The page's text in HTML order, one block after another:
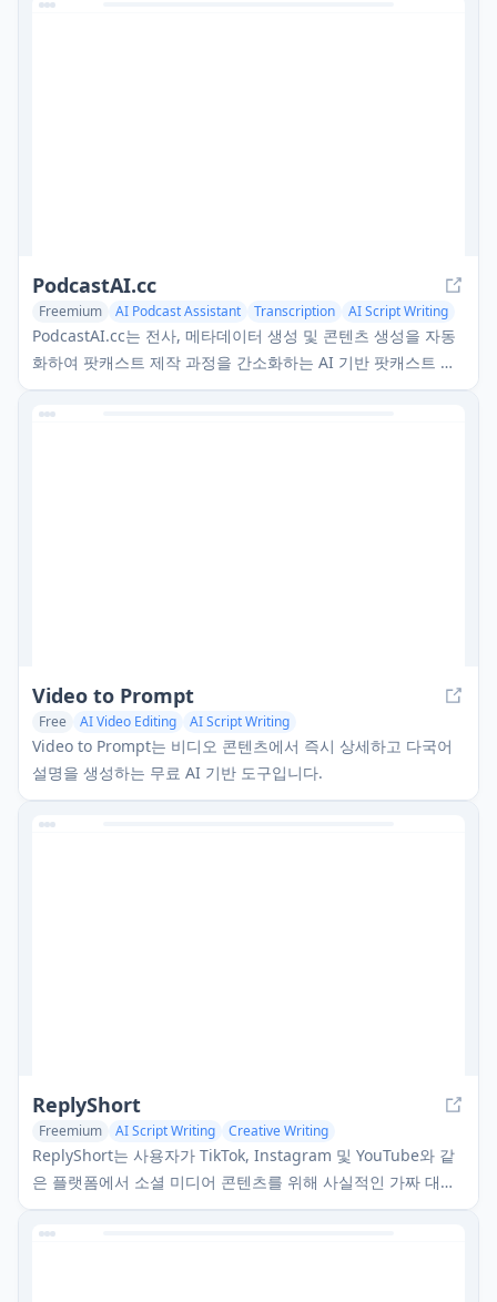
PodcastAI.cc
Freemium AI Podcast Assistant Transcription AI Script Writing
PodcastAI.cc는 전사, 메타데이터 생성 및 콘텐츠 생성을 자동
화하여 팟캐스트 제작 과정을 간소화하는 AI 기반 팟캐스트 제
작 도구입니다.
Video to Prompt
Free AI Video Editing AI Script Writing
Video to Prompt는 비디오 콘텐츠에서 즉시 상세하고 다국어
설명을 생성하는 무료 AI 기반 도구입니다.
ReplyShort
Freemium AI Script Writing
Creative Writing
AI Social Media Assistant
ReplyShort는 사용자가 TikTok, Instagram 및 YouTube와 같
은 플랫폼에서 소셜 미디어 콘텐츠를 위해 사실적인 가짜 대화
를 생성할 수 있게 해주는 AI 기반 도구입니다.